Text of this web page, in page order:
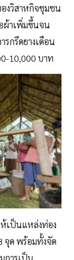
องวิสาหกิจชุมชน
ผ้าเพิ่มขึ้นจน
รกรีดยางเดือน
10,000 บาท
เป็นแหล่งท่อง
จุด พร้อมทั้งจัด
การเป็น